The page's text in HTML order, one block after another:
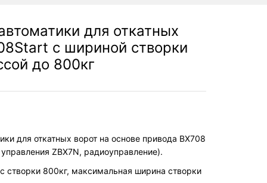
для откатных
с шириной створки
до 800кг
для откатных ворот на основе привода BX708
ZBX7N, радиоуправление).
створки 800кг, максимальная ширина створки